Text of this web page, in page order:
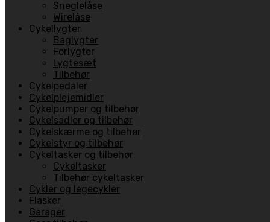
Sneglelåse
Wirelåse
Cykellygter
Baglygter
Forlygter
Lygtesæt
Tilbehør
Cykelpedaler
Cykelplejemidler
Cykelpumper og tilbehør
Cykelsadler og tilbehør
Cykelskærme og tilbehør
Cykelstyr og tilbehør
Cykeltasker og tilbehør
Cykeltasker
Tilbehør cykeltasker
Cykler og legecykler
Flasker
Garager